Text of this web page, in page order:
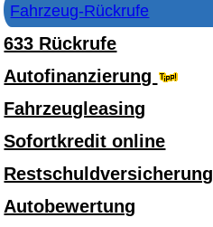
Fahrzeug-Rückrufe
633 Rückrufe
Autofinanzierung
Fahrzeugleasing
Sofortkredit online
Restschuldversicherung
Autobewertung